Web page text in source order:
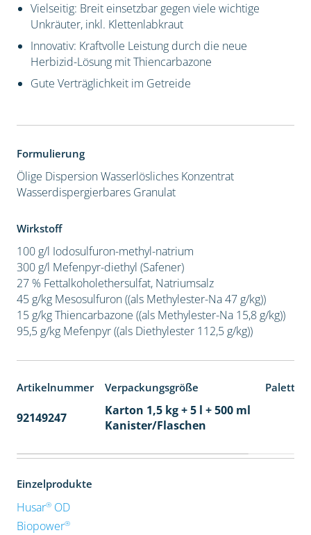
Vielseitig: Breit einsetzbar gegen viele wichtige
Unkräuter, inkl. Klettenlabkraut
Innovativ: Kraftvolle Leistung durch die neue
Herbizid-Lösung mit Thiencarbazone
Gute Verträglichkeit im Getreide
Formulierung
Ölige DispersionWasserlösliches Konzentrat
Wasserdispergierbares Granulat
Wirkstoff
100 g/l Iodosulfuron-methyl-natrium
300 g/l Mefenpyr-diethyl (Safener)
27 % Fettalkoholethersulfat, Natriumsalz
45 g/kg Mesosulfuron ((als Methylester-Na 47 g/kg))
15 g/kg Thiencarbazone ((als Methylester-Na 15,8 g/kg))
95,5 g/kg Mefenpyr ((als Diethylester 112,5 g/kg))
Artikelnummer Verpackungsgröße
92149247
Karton 1,5 kg + 5 l + 500 ml
Kanister/Flaschen
Einzelprodukte
Husar®OD
Biopower®